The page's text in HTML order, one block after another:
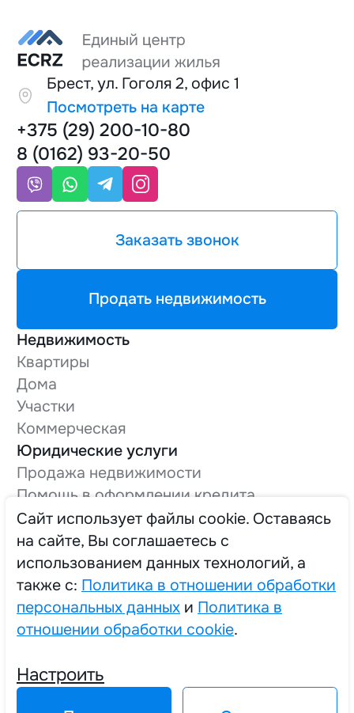
Брест, ул. Гоголя 2, офис 1
Посмотреть на карте
Недвижимость
Квартиры
Дома
Участки
Коммерческая
Юридические услуги
Продажа недвижимости
Помощь в оформлении кредита
Оформление технической документации
Вывод в нежилой фонд
О компании
Трудоустройство
+375 (29) 200-10-80
8 (0162) 93-20-50
Заказать звонок
Продать недвижимость
Политика в отношении обработки персональных данных
Cайт использует файлы cookie. Оставаясь
на сайте, Вы соглашаетесь с
использованием данных технологий, а
также с: Политика в отношении обработки
персональных данных и Политика в
отношении обработки cookie.
Настроить